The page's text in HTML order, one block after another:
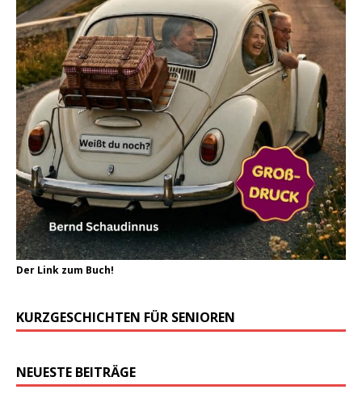
Der Link zum Buch!
KURZGESCHICHTEN FÜR SENIOREN
NEUESTE BEITRÄGE